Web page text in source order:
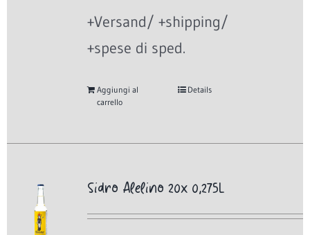
+Versand/ +shipping/
+spese di sped.
Aggiungi al
carrello
Details
Sidro Alelino 20x 0,275L